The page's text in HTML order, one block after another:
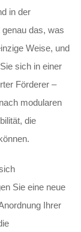
in der
das, was
Weise, und
sich in einer
Förderer –
modularen
die
Sie eine neue
Ihrer